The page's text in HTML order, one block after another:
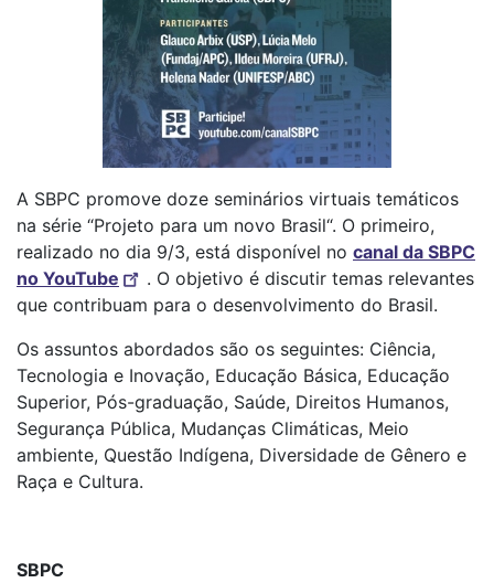
A SBPC promove doze seminários virtuais temáticos
na série “Projeto para um novo Brasil“. O primeiro,
realizado no dia 9/3, está disponível no canal da SBPC
no YouTube
. O objetivo é discutir temas relevantes
que contribuam para o desenvolvimento do Brasil.
Os assuntos abordados são os seguintes: Ciência,
Tecnologia e Inovação, Educação Básica, Educação
Superior, Pós-graduação, Saúde, Direitos Humanos,
Segurança Pública, Mudanças Climáticas, Meio
ambiente, Questão Indígena, Diversidade de Gênero e
Raça e Cultura.
SBPC